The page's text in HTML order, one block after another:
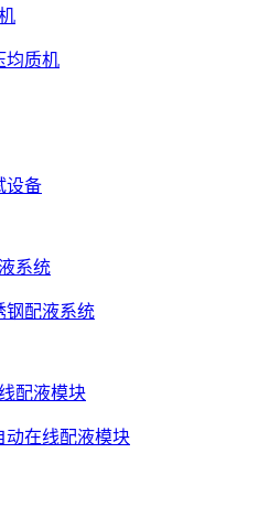
均质机
设备
系统
钢配液系统
配液模块
动在线配液模块